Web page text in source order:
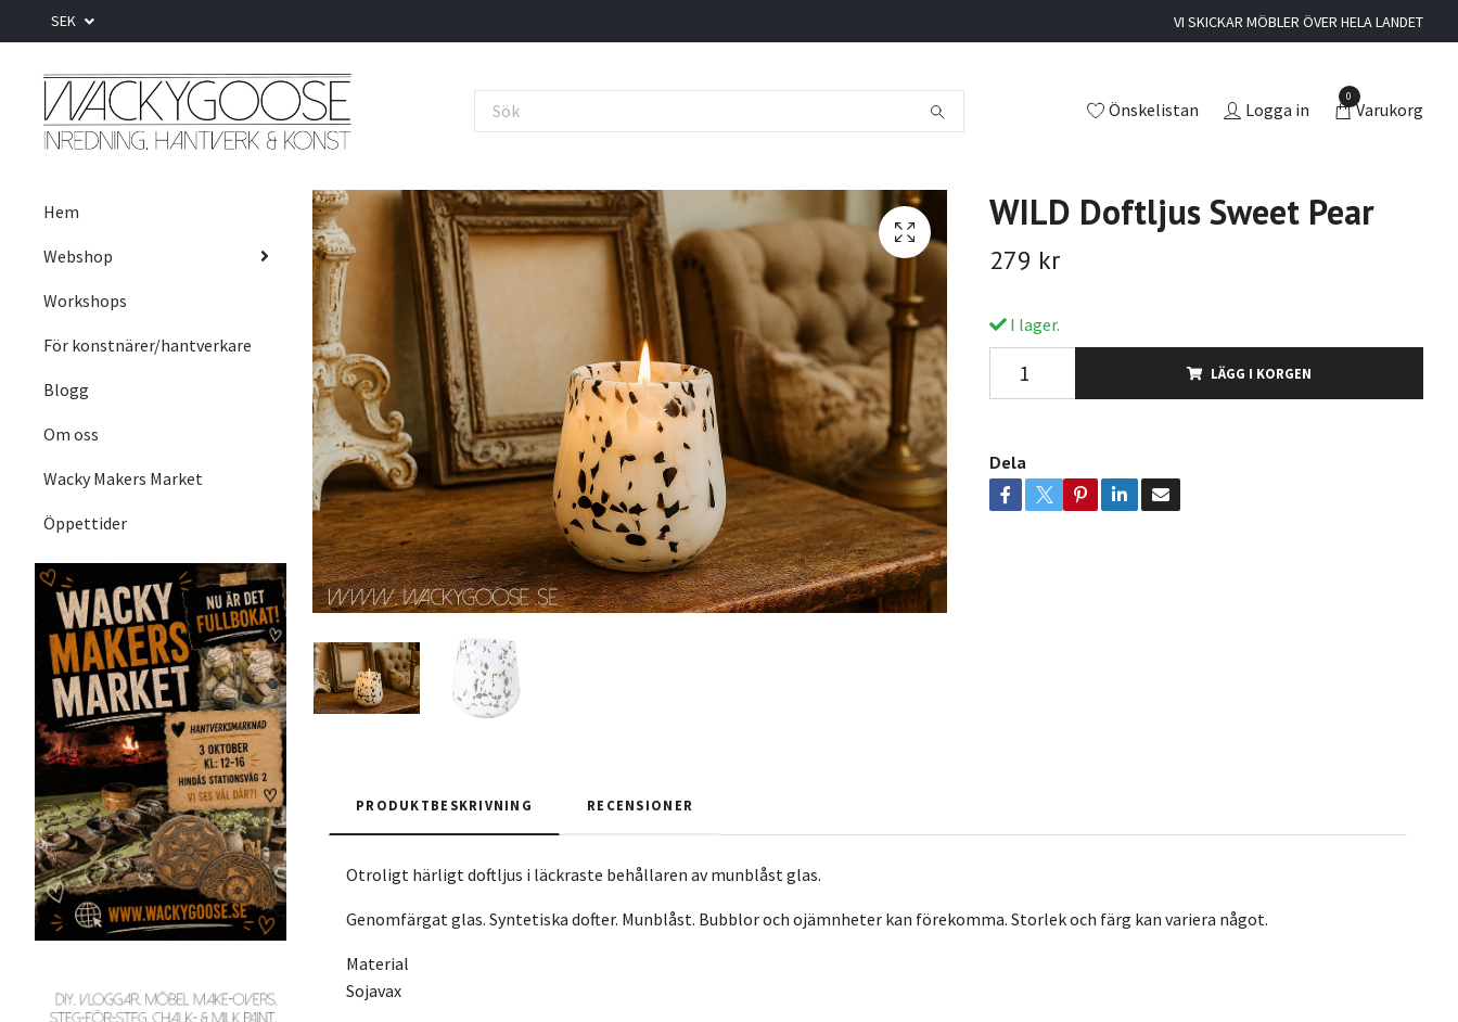
SEK VI SKICKAR MÖBLER ÖVER HELA LANDET
Önskelistan Logga in
0
Varukorg
Hem
Webshop
Workshops
För konstnärer/hantverkare
Blogg
Om oss
Wacky Makers Market
Öppettider
WILD Doftljus Sweet Pear
279 kr
I lager.
LÄGG I KORGEN
Dela
PRODUKTBESKRIVNING RECENSIONER
Otroligt härligt doftljus i läckraste behållaren av munblåst glas.
Genomfärgat glas. Syntetiska dofter. Munblåst. Bubblor och ojämnheter kan förekomma. Storlek och färg kan variera något.
Material
Sojavax